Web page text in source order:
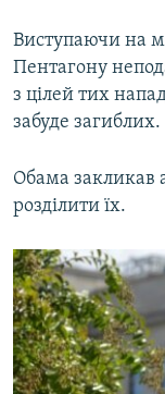
ДЕПОРТАЦІЯ
ВІДЕОУРОКИ
СВІДЧЕННЯ ОКУПАЦІЇ
ІНФОГРАФІКА
ЯК ОБІЙТИ
Русский
ДОЛУЧАЙСЯ!
Усі сайти RFE/
Виступаючи на
Пентагону
з цілей тих
забуде загиблих.
Обама закликав
розділити їх.